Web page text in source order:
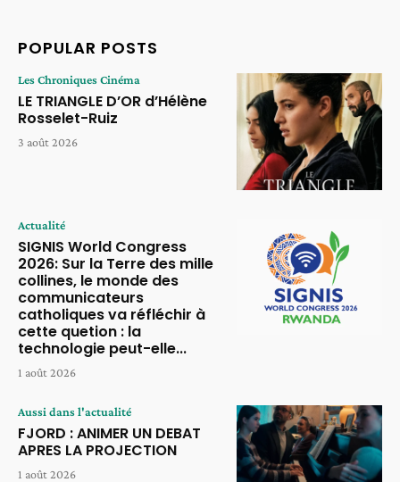
POPULAR POSTS
Les Chroniques Cinéma
LE TRIANGLE D’OR d’Hélène
Rosselet-Ruiz
3 août 2026
Actualité
SIGNIS World Congress
2026: Sur la Terre des mille
collines, le monde des
communicateurs
catholiques va réfléchir à
cette quetion : la
technologie peut-elle...
1 août 2026
Aussi dans l'actualité
FJORD : ANIMER UN DEBAT
APRES LA PROJECTION
1 août 2026